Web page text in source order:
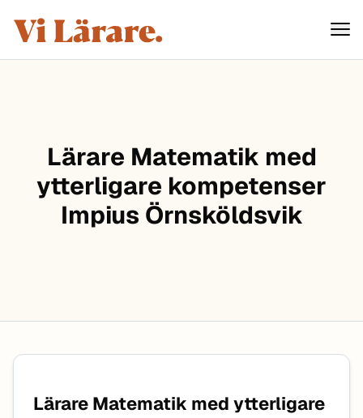
Hoppa till innehåll
ViLärare
Lärare Matematik med
ytterligare kompetenser
Impius Örnsköldsvik
Lärare Matematik med ytterligare